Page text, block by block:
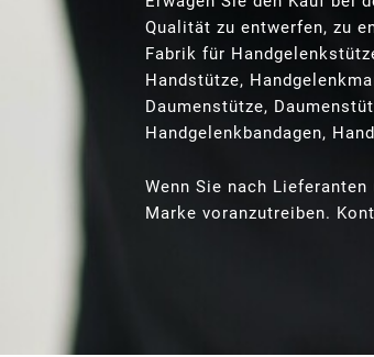
Qualität zu entwerfen, zu
Fabrik für
Handstütze,
Daumenstütze,
Handgelenkbandagen,
Wenn Sie nach
Marke voranzutreiben.